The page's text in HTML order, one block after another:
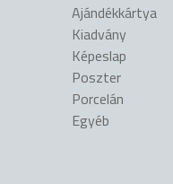
Ajándékkártya
Kiadvány
Képeslap
Poszter
Porcelán
Egyéb